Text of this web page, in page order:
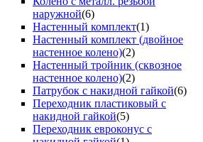
наружной(6)
Настенный комплект(1)
Настенный комплект (двойное
настенное колено)(2)
Настенный тройник (сквозное
настенное колено)(2)
Патрубок с накидной гайкой(6)
Переходник пластиковый с
накидной гайкой(5)
Переходник евроконус с